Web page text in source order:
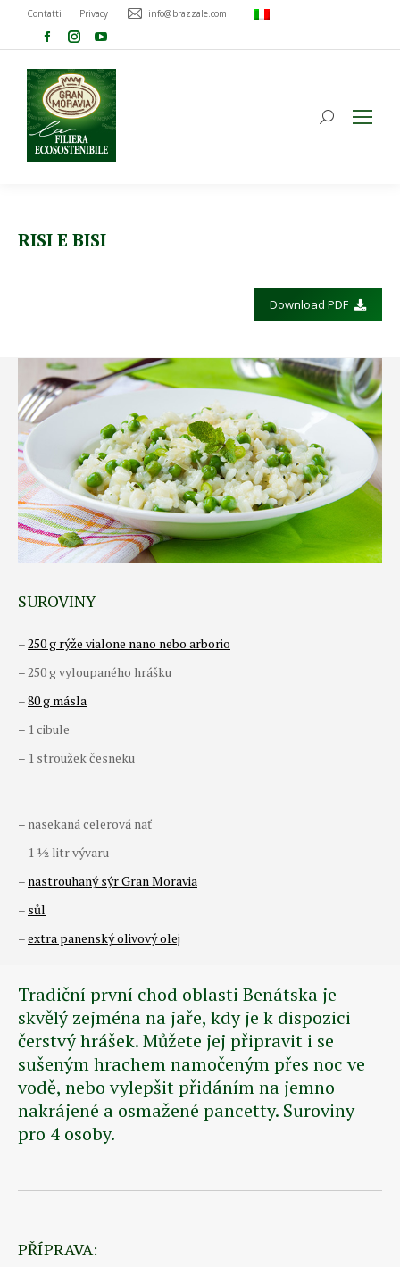
Contatti Privacy info@brazzale.com
RISI E BISI
Download PDF
SUROVINY
–250 g rýže vialone nano nebo arborio
– 250 g vyloupaného hrášku
–80 g másla
– 1 cibule
– 1 stroužek česneku
– nasekaná celerová nať
– 1 ½ litr vývaru
– nastrouhaný sýr Gran Moravia
– sůl
–extra panenský olivový olej
Tradiční první chod oblasti Benátska je
skvělý zejména na jaře, kdy je k dispozici
čerstvý hrášek. Můžete jej připravit i se
sušeným hrachem namočeným přes noc ve
vodě, nebo vylepšit přidáním na jemno
nakrájené a osmažené pancetty. Suroviny
pro 4 osoby.
PŘÍPRAVA: